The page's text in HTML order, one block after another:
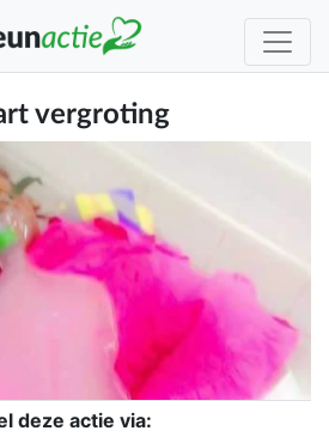
vergroting
deze actie via: